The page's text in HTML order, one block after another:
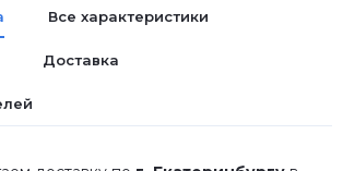
Все характеристики
Доставка